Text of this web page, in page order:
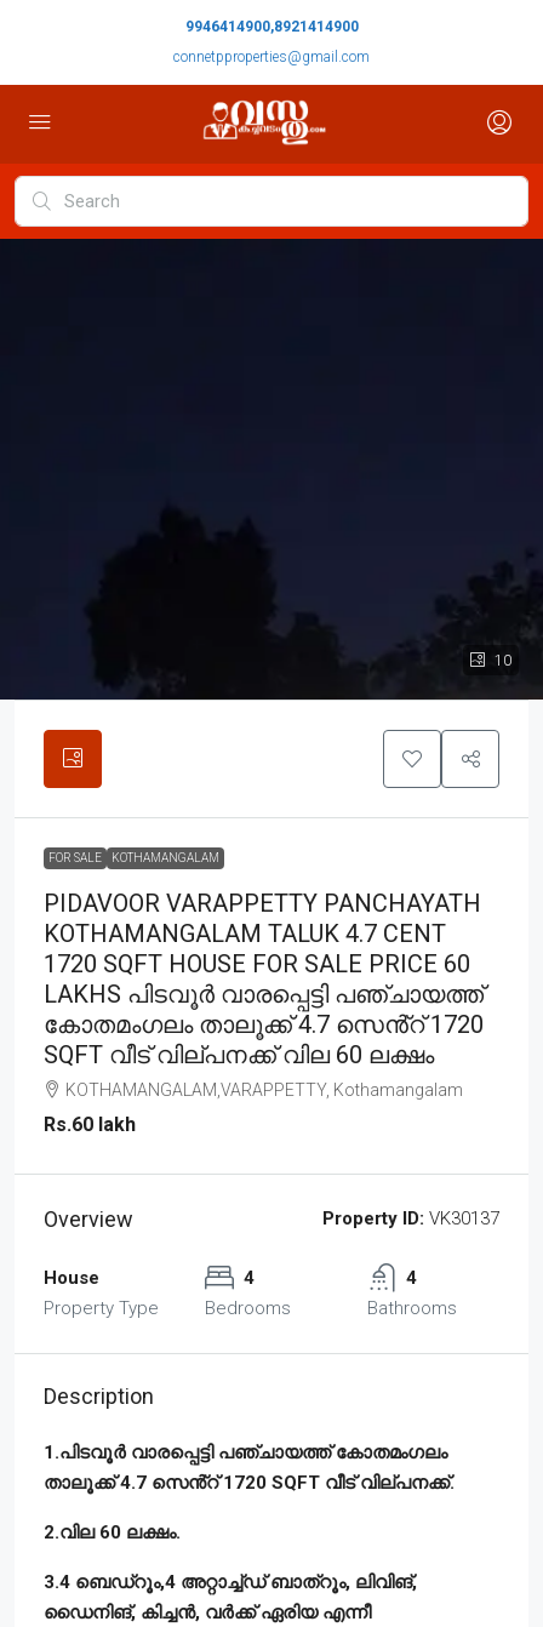
9946414900,8921414900
connetpproperties@gmail.com
10
FOR SALE KOTHAMANGALAM
PIDAVOOR VARAPPETTY PANCHAYATH
KOTHAMANGALAM TALUK 4.7 CENT
1720 SQFT HOUSE FOR SALE PRICE 60
LAKHS പിടവൂർ വാരപ്പെട്ടി പഞ്ചായത്ത്
കോതമംഗലം താലൂക്ക് 4.7 സെൻ്റ് 1720
SQFT വീട് വില്പനക്ക് വില 60 ലക്ഷം
KOTHAMANGALAM,VARAPPETTY, Kothamangalam
Rs.60 lakh
Overview Property ID: VK30137
House
Property Type
4
Bedrooms
4
Bathrooms
Description
1.പിടവൂർ വാരപ്പെട്ടി പഞ്ചായത്ത് കോതമംഗലം
താലൂക്ക് 4.7 സെൻ്റ് 1720 SQFT വീട് വില്പനക്ക്.
2.വില 60 ലക്ഷം.
3.4 ബെഡ്റൂം,4 അറ്റാച്ച്ഡ് ബാത്റൂം, ലിവിങ്,
ഡൈനിങ്, കിച്ചൻ, വർക്ക് ഏരിയ എന്നീ